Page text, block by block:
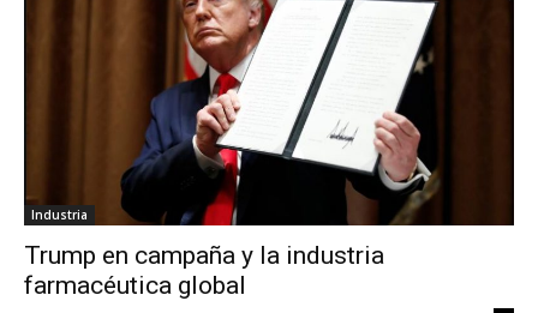
Industria
Trump en campaña y la industria
farmacéutica global